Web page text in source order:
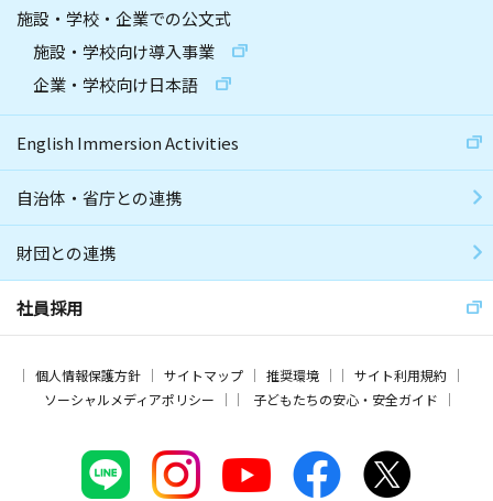
施設・学校・企業での公文式
施設・学校向け導入事業
企業・学校向け日本語
English Immersion Activities
自治体・省庁との連携
財団との連携
社員採用
個人情報保護方針 サイトマップ 推奨環境
サイト利用規約
ソーシャルメディアポリシー
子どもたちの安心・安全ガイド